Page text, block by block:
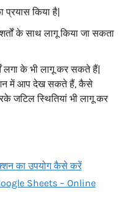
प्रयास किया है|
के साथ लागू किया जा सकता
लगा के भी लागू कर सकते हैं|
में आप देख सकते हैं, कैसे
जटिल स्थितियां भी लागू कर
का उपयोग कैसे करें
Sheets – Online